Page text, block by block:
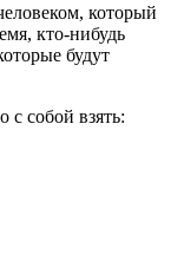
который
кто-нибудь
будут
с собой взять: